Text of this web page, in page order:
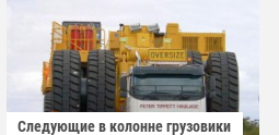
Следующие в колонне грузовики